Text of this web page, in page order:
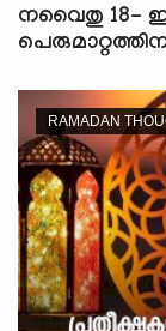
നവൈതു 18-
RAMADAN